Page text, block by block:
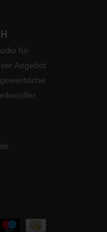
für
Angebot